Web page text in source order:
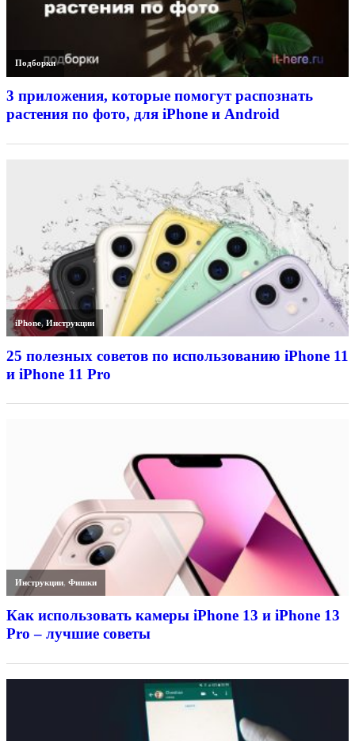
Подборки
3 приложения, которые помогут распознать
растения по фото, для iPhone и Android
iPhone,Инструкции
25 полезных советов по использованию iPhone 11
и iPhone 11 Pro
Инструкции,Фишки
Как использовать камеры iPhone 13 и iPhone 13
Pro – лучшие советы